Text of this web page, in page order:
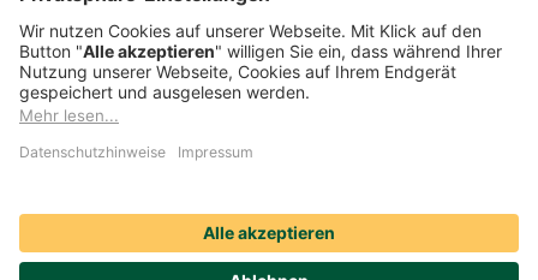
Cookie-Einstellungen
Datenschutz
Impressum
Streitbeilegung
Nutzungshinweise
Compliance
Social Media Icons sowie Verlinkungen, die mit